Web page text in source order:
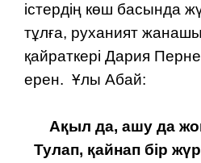
істердің көш басында
тұлға, руханият
қайраткері Дария
ерен. Ұлы Абай:
Ақыл да, ашу да
Тулап, қайнап бір